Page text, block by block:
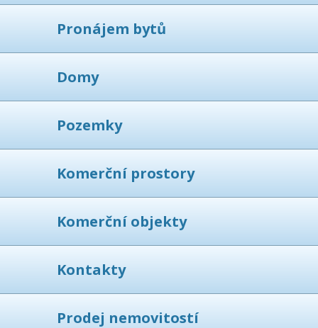
Pronájem bytů
Domy
Pozemky
Komerční prostory
Komerční objekty
Kontakty
Prodej nemovitostí